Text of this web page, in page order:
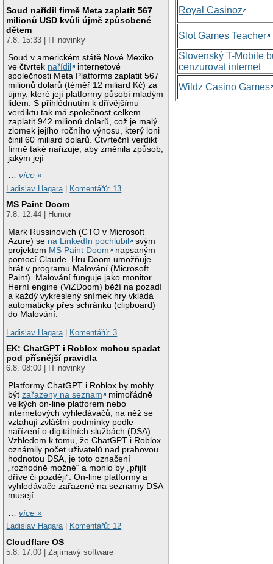
Soud nařídil firmě Meta zaplatit 567
milionů USD kvůli újmě způsobené
dětem
7.8. 15:33 | IT novinky
Soud v americkém státě Nové Mexiko
ve čtvrtek nařídil
internetové
společnosti Meta Platforms zaplatit 567
milionů dolarů (téměř 12 miliard Kč) za
újmy, které její platformy působí mladým
lidem. S přihlédnutím k dřívějšímu
verdiktu tak má společnost celkem
zaplatit 942 milionů dolarů, což je malý
zlomek jejího ročního výnosu, který loni
činil 60 miliard dolarů. Čtvrteční verdikt
firmě také nařizuje, aby změnila způsob,
jakým její
…více »
Ladislav Hagara
Komentářů: 13
MS Paint Doom
7.8. 12:44 | Humor
Mark Russinovich (CTO v Microsoft
Azure) se na LinkedIn pochlubil
svým
projektem MS Paint Doom
napsaným
pomocí Claude. Hru Doom umožňuje
hrát v programu Malování (Microsoft
Paint). Malování funguje jako monitor.
Herní engine (ViZDoom) běží na pozadí
a každý vykreslený snímek hry vkládá
automaticky přes schránku (clipboard)
do Malování.
Ladislav Hagara
Komentářů: 3
EK: ChatGPT i Roblox mohou spadat
pod přísnější pravidla
6.8. 08:00 | IT novinky
Platformy ChatGPT i Roblox by mohly
býtzařazeny na seznam
mimořádně
velkých on-line platforem nebo
internetových vyhledávačů, na něž se
vztahují zvláštní podmínky podle
nařízení o digitálních službách (DSA).
Vzhledem k tomu, že ChatGPT i Roblox
oznámily počet uživatelů nad prahovou
hodnotou DSA, je toto označení
„rozhodně možné“ a mohlo by „přijít
dříve či později“. On-line platformy a
vyhledávače zařazené na seznamy DSA
musejí
…více »
Ladislav Hagara| Komentářů: 12
Cloudflare OS
5.8. 17:00 | Zajímavý software
Royal Casinoz
Slot Games Teacher
Slovenský T-Mobile
cenzurovat internet
Wildz Casino Games